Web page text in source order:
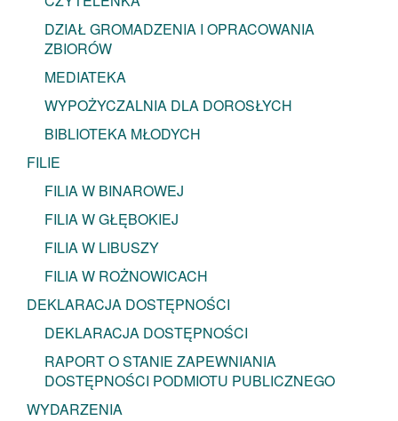
DZIAŁ GROMADZENIA I OPRACOWANIA
ZBIORÓW
MEDIATEKA
WYPOŻYCZALNIA DLA DOROSŁYCH
BIBLIOTEKA MŁODYCH
FILIE
FILIA W BINAROWEJ
FILIA W GŁĘBOKIEJ
FILIA W LIBUSZY
FILIA W ROŻNOWICACH
DEKLARACJA DOSTĘPNOŚCI
DEKLARACJA DOSTĘPNOŚCI
RAPORT O STANIE ZAPEWNIANIA
DOSTĘPNOŚCI PODMIOTU PUBLICZNEGO
WYDARZENIA